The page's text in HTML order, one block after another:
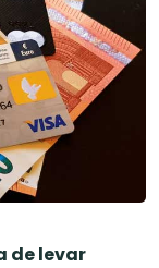
de levar